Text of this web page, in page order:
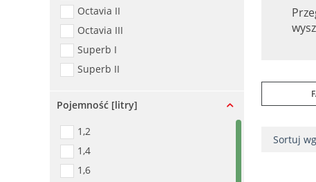
Octavia II
Octavia III
Superb I
Superb II
Pojemność [litry]
1,2
1,4
1,6
Sortuj